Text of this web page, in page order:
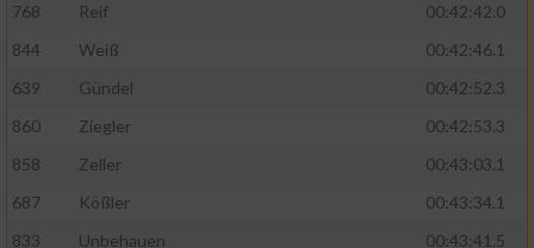
768 Reif
00:42:42.0
844
Weiß
00:42:46.1
639
Gündel
00:42:52.3
860
Ziegler
00:42:53.3
858
Zeller
00:43:03.1
687
Kößler
00:43:34.1
833
Unbehauen
00:43:41.5